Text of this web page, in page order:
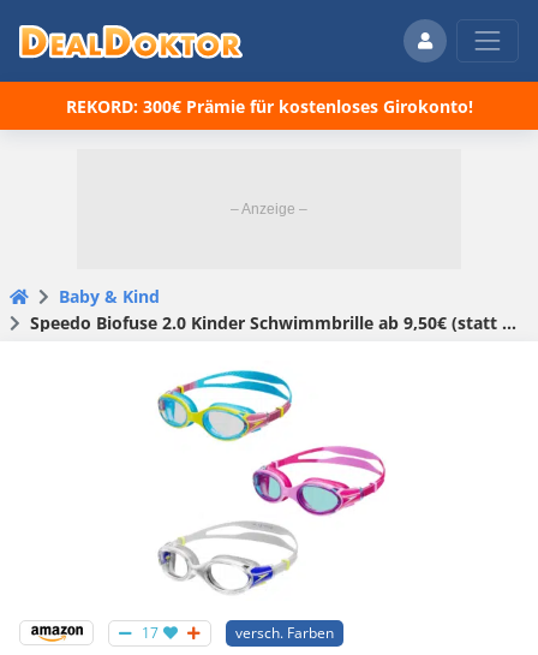
REKORD: 300€ Prämie für kostenloses Girokonto!
Baby & Kind
Speedo Biofuse 2.0 Kinder Schwimmbrille ab 9,50€ (statt 20€)
17 versch. Farben